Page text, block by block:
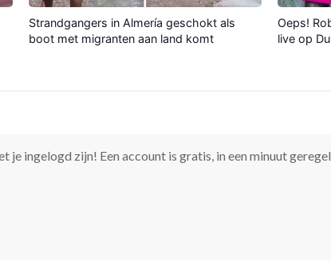
Strandgangers in Almería geschokt als
boot met migranten aan land komt
Oeps!
live op
je ingelogd zijn! Een account is gratis, in een minuut